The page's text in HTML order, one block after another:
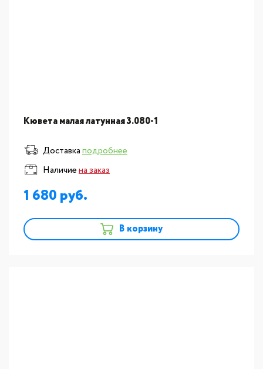
Кювета малая латунная 3.080-1
Доставкаподробнее
Наличиена заказ
1 680
В корзину